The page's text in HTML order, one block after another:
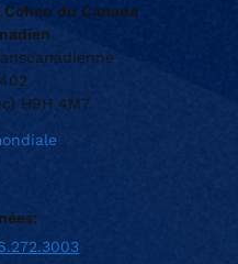
du Canada
H9H 4M7